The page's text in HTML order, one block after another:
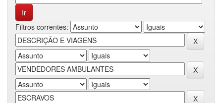
Filtros correntes: